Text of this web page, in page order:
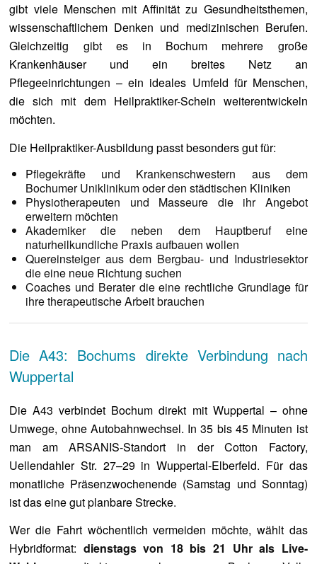
gibt viele Menschen mit Affinität zu Gesundheitsthemen,
wissenschaftlichem Denken und medizinischen Berufen.
Gleichzeitig gibt es in Bochum mehrere große
Krankenhäuser und ein breites Netz an
Pflegeeinrichtungen – ein ideales Umfeld für Menschen,
die sich mit dem Heilpraktiker-Schein weiterentwickeln
möchten.
Die Heilpraktiker-Ausbildung passt besonders gut für:
Pflegekräfte und Krankenschwestern aus dem
Bochumer Uniklinikum oder den städtischen Kliniken
Physiotherapeuten und Masseure die ihr Angebot
erweitern möchten
Akademiker die neben dem Hauptberuf eine
naturheilkundliche Praxis aufbauen wollen
Quereinsteiger aus dem Bergbau- und Industriesektor
die eine neue Richtung suchen
Coaches und Berater die eine rechtliche Grundlage für
ihre therapeutische Arbeit brauchen
Die A43: Bochums direkte Verbindung nach
Wuppertal
Die A43 verbindet Bochum direkt mit Wuppertal – ohne
Umwege, ohne Autobahnwechsel. In 35 bis 45 Minuten ist
man am ARSANIS-Standort in der Cotton Factory,
Uellendahler Str. 27–29 in Wuppertal-Elberfeld. Für das
monatliche Präsenzwochenende (Samstag und Sonntag)
ist das eine gut planbare Strecke.
Wer die Fahrt wöchentlich vermeiden möchte, wählt das
Hybridformat: dienstags von 18 bis 21 Uhr als Live-